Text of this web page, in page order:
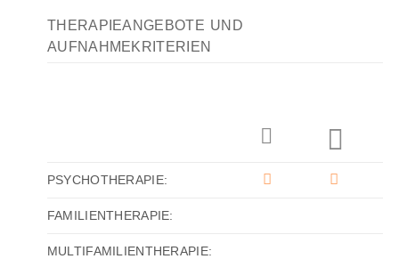
THERAPIEANGEBOTE UND
AUFNAHMEKRITERIEN
PSYCHOTHERAPIE:
FAMILIENTHERAPIE:
MULTIFAMILIENTHERAPIE: